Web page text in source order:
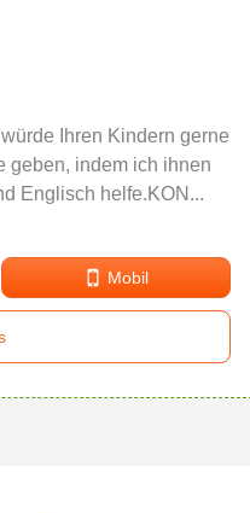
Ihren Kindern gerne
geben, indem ich ihnen
Englisch helfe.KON...
Mobil